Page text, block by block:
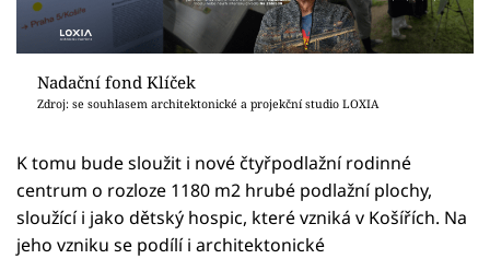
Nadační fond Klíček
Zdroj: se souhlasem architektonické a projekční studio LOXIA
K tomu bude sloužit i nové čtyřpodlažní rodinné
centrum o rozloze 1180 m2 hrubé podlažní plochy,
sloužící i jako dětský hospic, které vzniká v Košířích. Na
jeho vzniku se podílí i architektonické